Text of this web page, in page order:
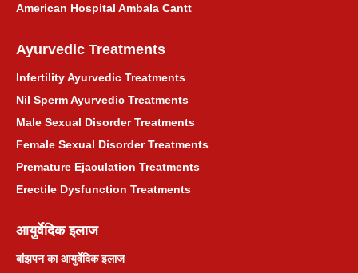
American Hospital Ambala Cantt
Ayurvedic Treatments
Infertility Ayurvedic Treatments
Nil Sperm Ayurvedic Treatments
Male Sexual Disorder Treatments
Female Sexual Disorder Treatments
Premature Ejaculation Treatments
Erectile Dysfunction Treatments
आयुर्वेदिक इलाज
बांझपन का आयुर्वेदिक इलाज